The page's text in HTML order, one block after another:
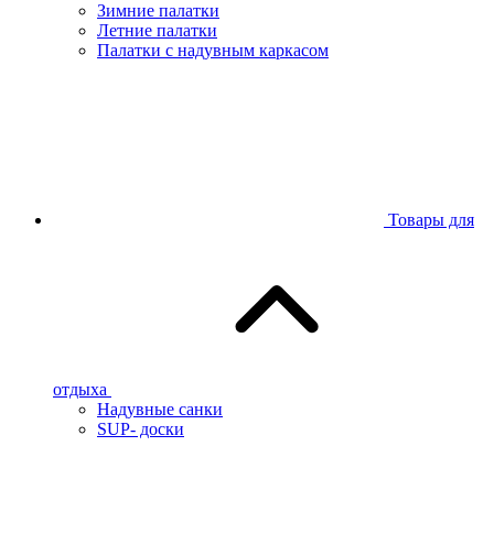
Зимние палатки
Летние палатки
Палатки с надувным каркасом
Товары для
отдыха
Надувные санки
SUP- доски